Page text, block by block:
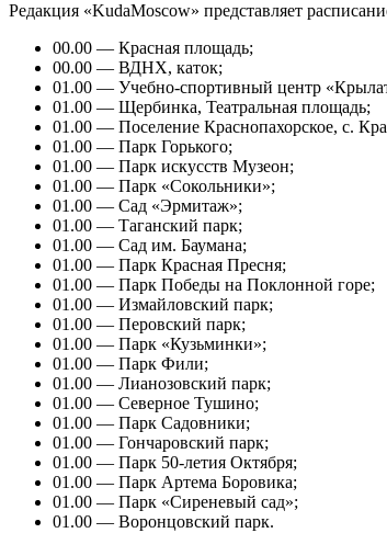
Редакция «KudaMoscow» представляет
00.00 — Красная площадь;
00.00 — ВДНХ, каток;
01.00 — Учебно-спортивный центр
01.00 — Щербинка, Театральная площадь;
01.00 — Поселение Краснопахорское, с.
01.00 — Парк Горького;
01.00 — Парк искусств Музеон;
01.00 — Парк «Сокольники»;
01.00 — Сад «Эрмитаж»;
01.00 — Таганский парк;
01.00 — Сад им. Баумана;
01.00 — Парк Красная Пресня;
01.00 — Парк Победы на Поклонной горе;
01.00 — Измайловский парк;
01.00 — Перовский парк;
01.00 — Парк «Кузьминки»;
01.00 — Парк Фили;
01.00 — Лианозовский парк;
01.00 — Северное Тушино;
01.00 — Парк Садовники;
01.00 — Гончаровский парк;
01.00 — Парк 50-летия Октября;
01.00 — Парк Артема Боровика;
01.00 — Парк «Сиреневый сад»;
01.00 — Воронцовский парк.